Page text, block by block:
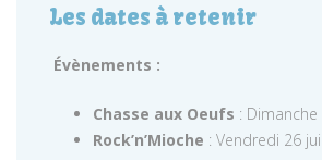
Les dates à retenir
Évènements :
Chasse aux Oeufs :
Rock’n’Mioche : Vendredi 26